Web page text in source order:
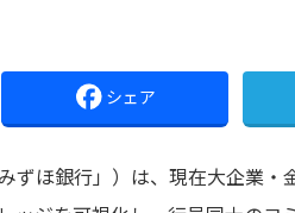
シェア
ずほ銀行」）は、現在大企業